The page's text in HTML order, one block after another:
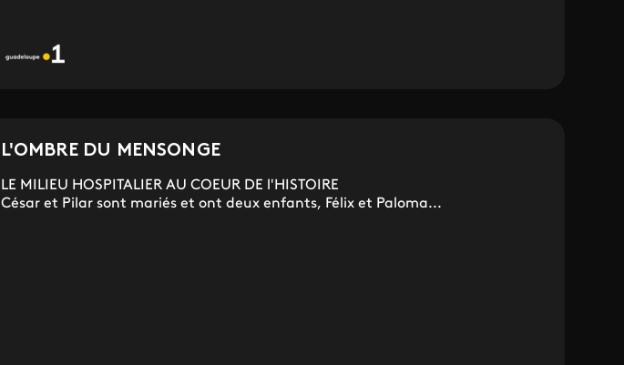
L'OMBRE DU MENSONGE
LE MILIEU HOSPITALIER AU COEUR DE l'HISTOIRE
César et Pilar sont mariés et ont deux enfants, Félix et Paloma...